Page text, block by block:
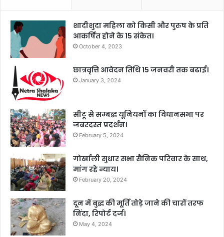
शादीशुदा महिला को किसी और पुरुष के प्रति
आकर्षित होने के 15 संकेत।
October 4, 2023
छात्रवृत्ति आवेदन तिथि 15 जनवरी तक बढाई।
January 3, 2024
सीटू से सम्बद्ध यूनियनों का विधानसभा पर
जबरदस्त प्रदर्शन।
February 5, 2024
गोर्खाली सुधार सभा सैनिक परिवार के साथ,
मांग रहे न्याय।
February 20, 2024
दून में बुद्ध की मूर्ति तोड़े जाने की चारों तरफ
निंदा, रिपोर्ट दर्ज।
May 4, 2024